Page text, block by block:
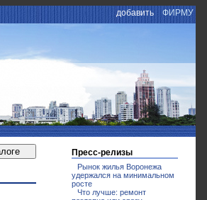
добавить ФИРМУ
Пресс-релизы
Рынок жилья Воронежа
удержался на минимальном
росте
Что лучше: ремонт